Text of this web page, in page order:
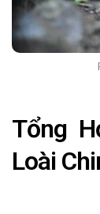
Tổng
Loài